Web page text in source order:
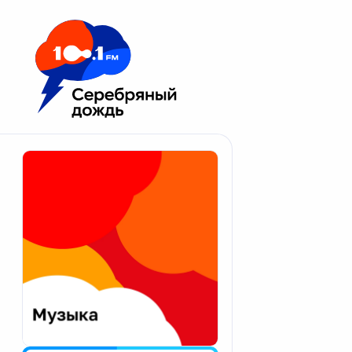
Москва 100.1 FM
Апатиты
Екатеринбург
Калининград
Калуга